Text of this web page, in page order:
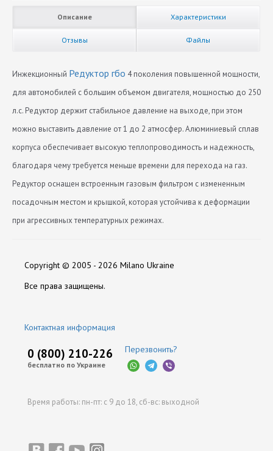
Описание Характеристики
Отзывы Файлы
Инжекционный Редуктор гбо 4 поколения повышенной мощности,
для автомобилей с большим объемом двигателя, мощностью до 250
л.с. Редуктор держит стабильное давление на выходе, при этом
можно выставить давление от 1 до 2 атмосфер. Алюминиевый сплав
корпуса обеспечивает высокую теплопроводимость и надежность,
благодаря чему требуется меньше времени для перехода на газ.
Редуктор оснащен встроенным газовым фильтром с измененным
посадочным местом и крышкой, которая устойчива к деформации
при агрессивных температурных режимах.
Вес (кг)
1,3
Гарантия на газовый редуктор (мес)
Мощность Редуктора
Оставить отзыв
Скачать Katalog-produktsii-Torelli.pdf
reduktor-torelli-taurus-super.pdf
Copyright © 2005 - 2026 Milano Ukraine
Все права защищены.
Контактная информация
0 (800) 210-226
бесплатно по Украине
Перезвонить?
Время работы: пн-пт: с 9 до 18, сб-вс: выходной